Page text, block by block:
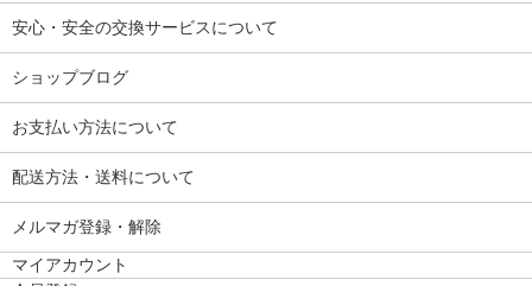
安心・安全の交換サービスについて
ショップブログ
お支払い方法について
配送方法・送料について
メルマガ登録・解除
マイアカウント